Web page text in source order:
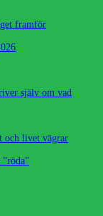
framför
själv om vad
och livet vägrar